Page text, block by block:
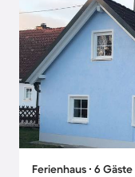
Ferienhaus ∙ 6